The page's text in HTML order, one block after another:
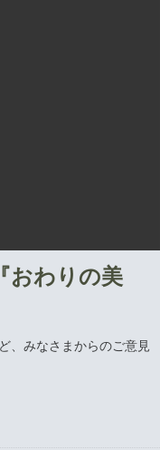
おわりの美
、みなさまからのご意見